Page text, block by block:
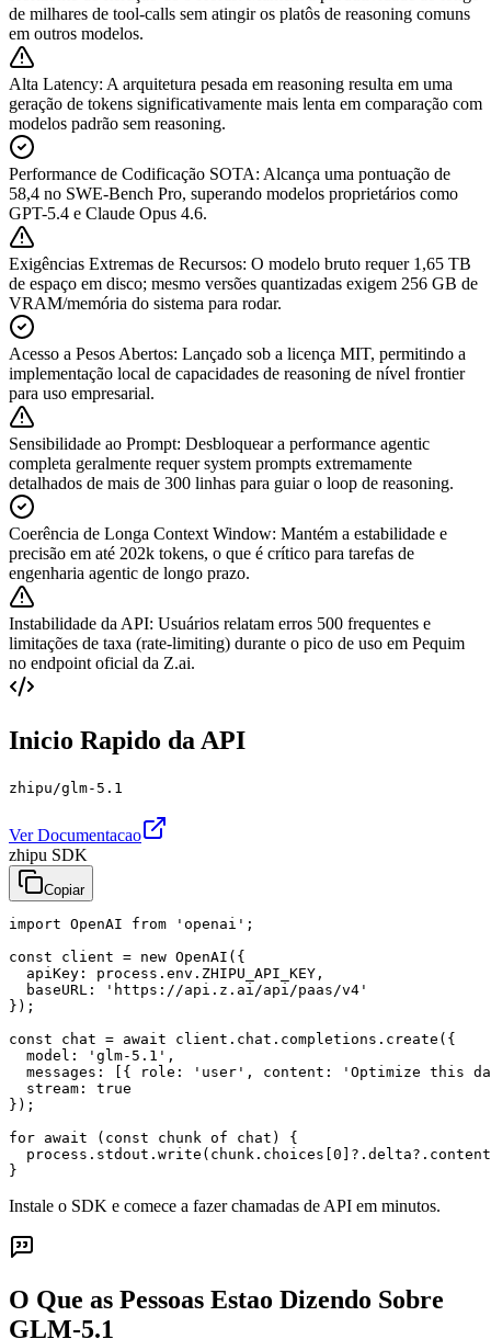
de milhares de tool-calls sem atingir os platôs de reasoning comuns
em outros modelos.
Alta Latency: A arquitetura pesada em reasoning resulta em uma
geração de tokens significativamente mais lenta em comparação com
modelos padrão sem reasoning.
Performance de Codificação SOTA: Alcança uma pontuação de
58,4 no SWE-Bench Pro, superando modelos proprietários como
GPT-5.4 e Claude Opus 4.6.
Exigências Extremas de Recursos: O modelo bruto requer 1,65 TB
de espaço em disco; mesmo versões quantizadas exigem 256 GB de
VRAM/memória do sistema para rodar.
Acesso a Pesos Abertos: Lançado sob a licença MIT, permitindo a
implementação local de capacidades de reasoning de nível frontier
para uso empresarial.
Sensibilidade ao Prompt: Desbloquear a performance agentic
completa geralmente requer system prompts extremamente
detalhados de mais de 300 linhas para guiar o loop de reasoning.
Coerência de Longa Context Window: Mantém a estabilidade e
precisão em até 202k tokens, o que é crítico para tarefas de
engenharia agentic de longo prazo.
Instabilidade da API: Usuários relatam erros 500 frequentes e
limitações de taxa (rate-limiting) durante o pico de uso em Pequim
no endpoint oficial da Z.ai.
Inicio Rapido da API
zhipu/glm-5.1
Ver Documentacao
zhipu SDK
Copiar
import OpenAI from 'openai';
const client = new OpenAI({
  apiKey: process.env.ZHIPU_API_KEY,
  baseURL: 'https://api.z.ai/api/paas/v4'
});
const chat = await client.chat.completions.create({
  model: 'glm-5.1',
messages: [{ role: 'user', content: 'Optimize this
  stream: true
});
for await (const chunk of chat) {
}
Instale o SDK e comece a fazer chamadas de API em minutos.
O Que as Pessoas Estao Dizendo Sobre
GLM-5.1